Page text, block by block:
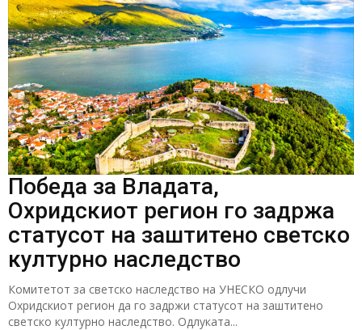
Победа за Владата,
Охридскиот регион го задржа
статусот на заштитено светско
културно наследство
Комитетот за светско наследство на УНЕСКО одлучи
Охридскиот регион да го задржи статусот на заштитено
светско културно наследство. Одлуката...